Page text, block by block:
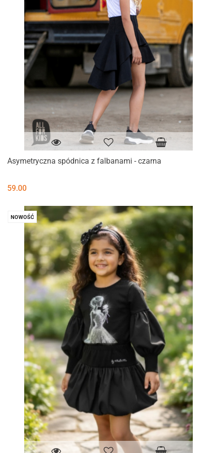
Asymetryczna spódnica z falbanami - czarna
59.00
NOWOŚĆ